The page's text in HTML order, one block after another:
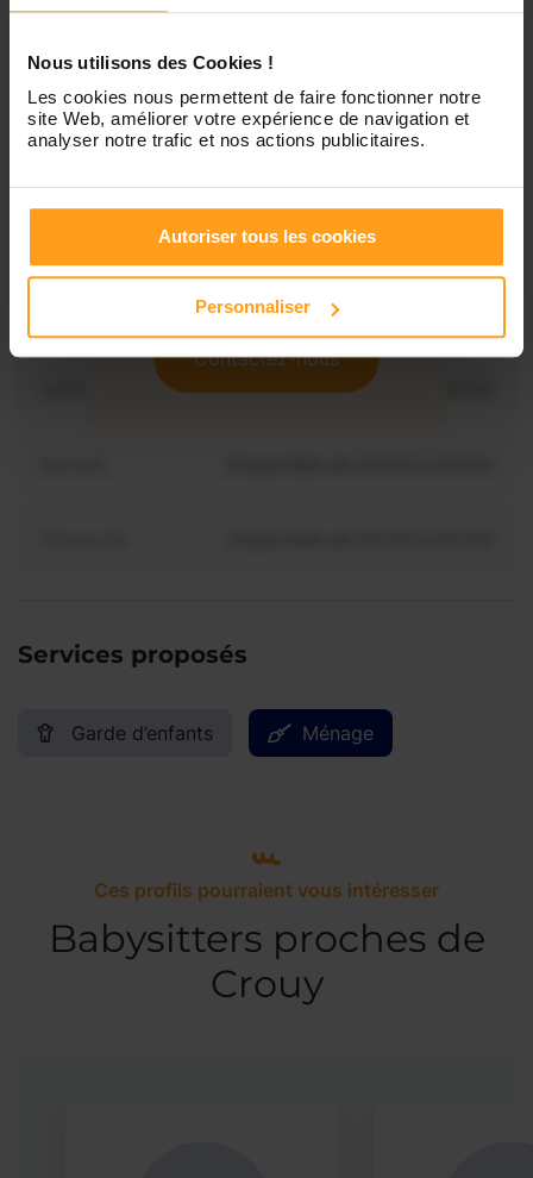
Nous utilisons des Cookies !
Les cookies nous permettent de faire fonctionner notre
site Web, améliorer votre expérience de navigation et
analyser notre trafic et nos actions publicitaires.
Autoriser tous les cookies
Personnaliser
Lundi Indisponible
Disponible de 00:00 à 00:30
Disponible de 00:00 à 00:00
Disponible de 00:00 à 00:00
disponibilités de Daco ?
Contactez-nous
Services proposés
Garde d’enfants Ménage
Ces profils pourraient vous intéresser
Babysitters proches de
Crouy